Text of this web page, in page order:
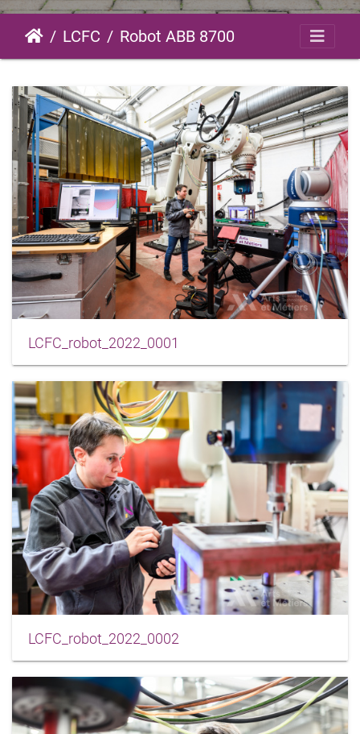
LCFC Robot ABB 8700
LCFC_robot_2022_0001
LCFC_robot_2022_0002